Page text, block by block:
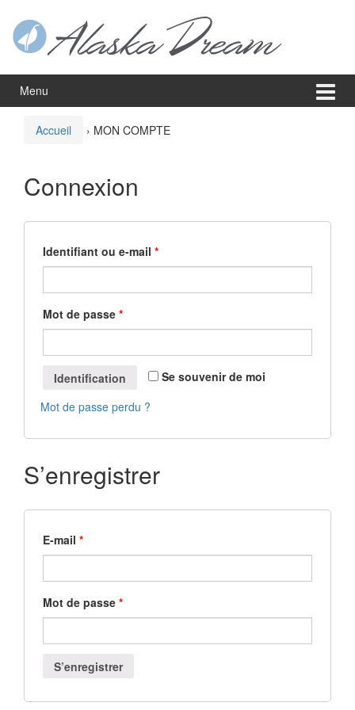
contenu
menu
principal
Menu
Accueil › MON COMPTE
Connexion
Identifiant ou e-mail *
Mot de passe *
Se souvenir de moi
Identification
Mot de passe perdu ?
S’enregistrer
E-mail *
Mot de passe *
S’enregistrer